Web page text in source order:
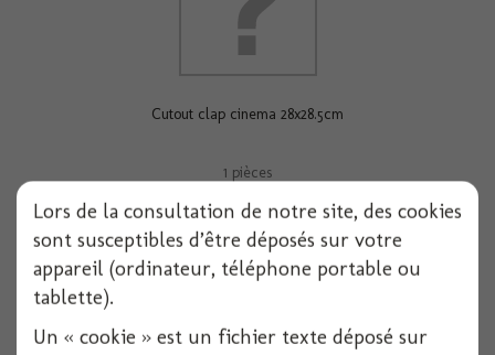
Cutout clap cinema 28x28.5cm
1 pièces
Voir
Lors de la consultation de notre site, des cookies
sont susceptibles d’être déposés sur votre
appareil (ordinateur, téléphone portable ou
tablette).
Un « cookie » est un fichier texte déposé sur